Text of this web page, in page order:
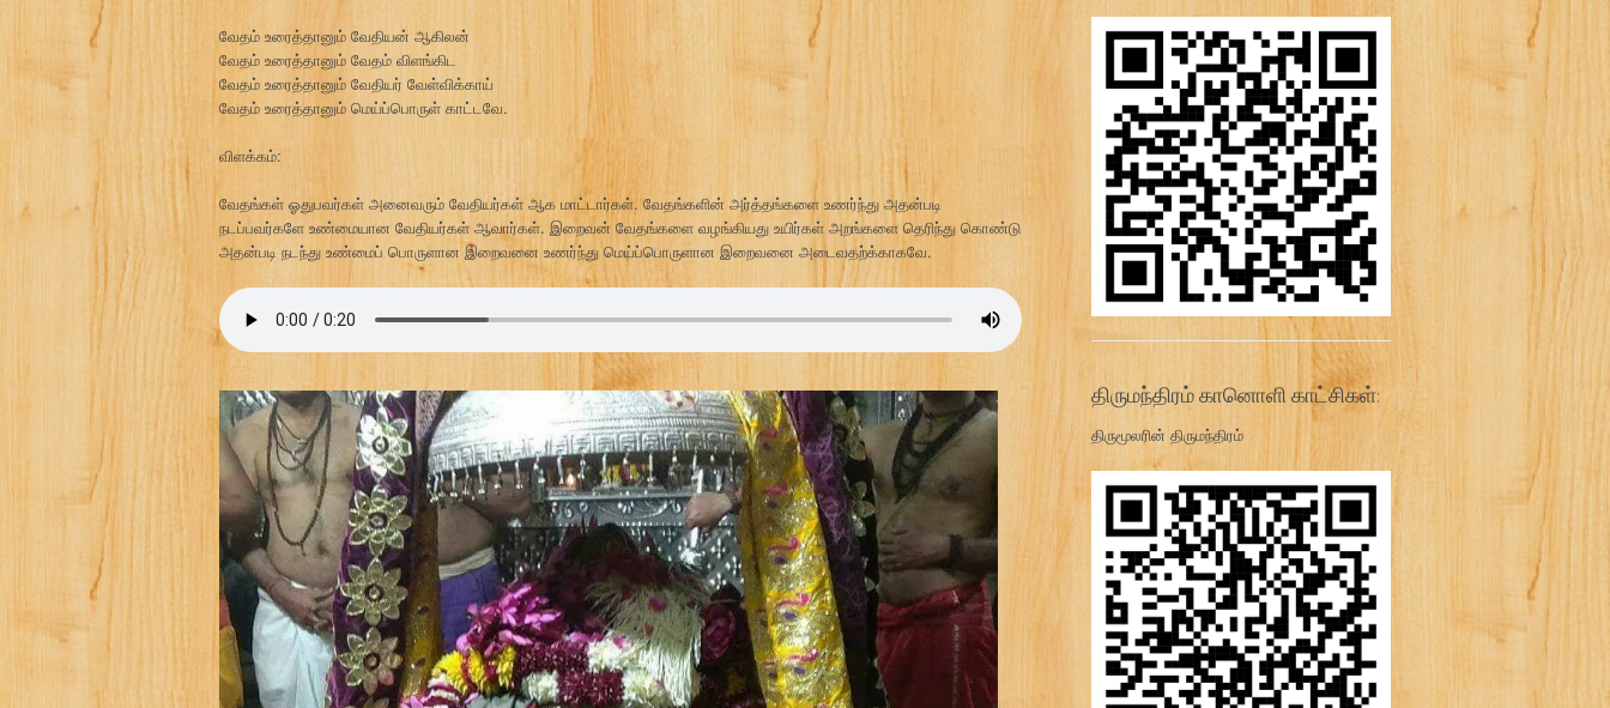
வேதம் உரைத்தானும் வேதியன் ஆகிலன்
வேதம் உரைத்தானும் வேதம் விளங்கிட
வேதம் உரைத்தானும் வேதியர் வேள்விக்காய்
வேதம் உரைத்தானும் மெய்ப்பொருள் காட்டவே.
விளக்கம்:
வேதங்கள் ஓதுபவர்கள் அனைவரும் வேதியர்கள் ஆக மாட்டார்கள். வேதங்களின் அர்த்தங்களை உணர்ந்து அதன்படி
நடப்பவர்களே உண்மையான வேதியர்கள் ஆவார்கள். இறைவன் வேதங்களை வழங்கியது உயிர்கள் அறங்களை தெரிந்து கொண்டு
அதன்படி நடந்து உண்மைப் பொருளான இறைவனை உணர்ந்து மெய்ப்பொருளான இறைவனை அடைவதற்க்காகவே.
திருமந்திரம் கானொளி காட்சிகள்:
திருமூலரின் திருமந்திரம்